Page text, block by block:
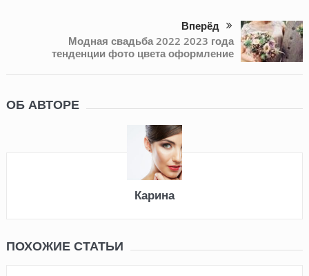
Вперёд
Модная свадьба 2022 2023 года
тенденции фото цвета оформление
ОБ АВТОРЕ
Карина
ПОХОЖИЕ СТАТЬИ